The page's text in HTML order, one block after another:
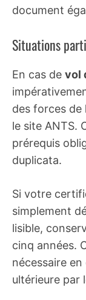
document
Situations
En cas de vol
des forces de
le site ANTS.
prérequis
duplicata.
Si votre
simplement
lisible,
cinq années.
nécessaire
ultérieure par